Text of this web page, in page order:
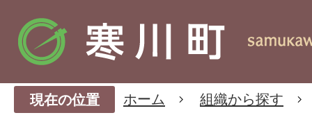
現在の位置 ホーム 組織から探す